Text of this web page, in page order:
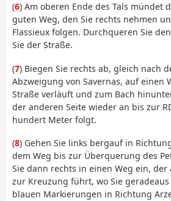
(6) Am oberen Ende des Tals mündet
guten Weg, den Sie rechts nehmen
Flassieux folgen. Durchqueren Sie
Sie der Straße.
(7) Biegen Sie rechts ab, gleich nach
Abzweigung von Savernas, auf einen
Straße verläuft und zum Bach
der anderen Seite wieder an bis zur
hundert Meter folgt.
(8) Gehen Sie links bergauf in
dem Weg bis zur Überquerung des
Sie dann rechts in einen Weg ein,
zur Kreuzung führt, wo Sie
blauen Markierungen in Richtung